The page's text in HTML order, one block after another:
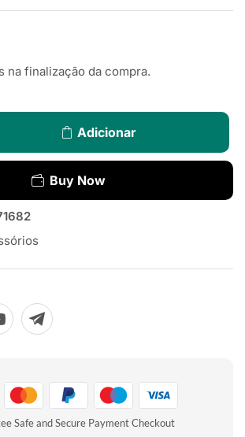
na finalização da compra.
Adicionar
Buy Now
Safe and Secure Payment Checkout